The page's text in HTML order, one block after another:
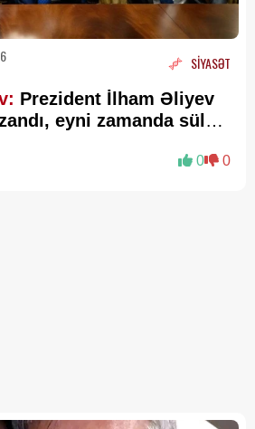
SİYASƏT
Prezident İlham Əliyev
eyni zamanda sülhü
0 0